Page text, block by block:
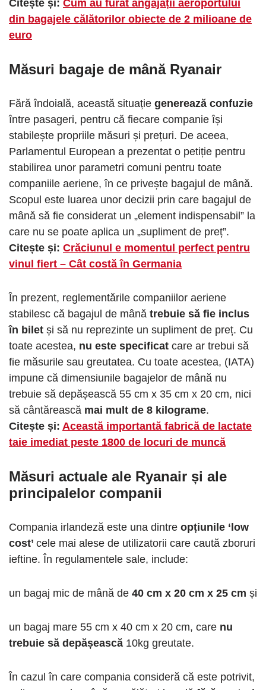
Citește și: Cum au furat angajații aeroportului
din bagajele călătorilor obiecte de 2 milioane de
euro
Măsuri bagaje de mânăRyanair
Fără îndoială, această situație generează confuzie
între pasageri, pentru că fiecare companie își
stabilește propriile măsuri și prețuri. De aceea,
Parlamentul European a prezentat o petiție pentru
stabilirea unor parametri comuni pentru toate
companiile aeriene, în ce privește bagajul de mână.
Scopul este luarea unor decizii prin care bagajul de
mână să fie considerat un „element indispensabil” la
care nu se poate aplica un „supliment de preț”.
Citește și: Crăciunul e momentul perfect pentru
vinul fiert – Cât costă în Germania
În prezent, reglementările companiilor aeriene
stabilesc că bagajul de mână trebuie să fie inclus
în bilet și să nu reprezinte un supliment de preț. Cu
toate acestea, nu este specificat care ar trebui să
fie măsurile sau greutatea. Cu toate acestea, (IATA)
impune că dimensiunile bagajelor de mână nu
trebuie să depășească 55 cm x 35 cm x 20 cm, nici
să cântărească mai mult de 8 kilograme.
Citește și: Această importantă fabrică de lactate
taie imediat peste 1800 de locuri de muncă
Măsuri actuale ale Ryanair și ale
principalelor companii
Compania irlandeză este una dintre opțiunile ‘low
cost’ cele mai alese de utilizatorii care caută zboruri
ieftine. În regulamentele sale, include:
un bagaj mic de mână de 40 cm x 20 cm x 25 cm și
un bagaj mare 55 cm x 40 cm x 20 cm, care nu
trebuie să depășească 10kg greutate.
În cazul în care compania consideră că este potrivit,